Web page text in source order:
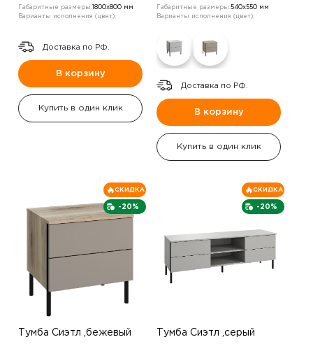
Габаритные размеры: 1800х800 мм
Варианты исполнения (цвет):
Доставка по РФ.
В корзину
Купить в один клик
Габаритные размеры:540х550 мм
Варианты исполнения (цвет):
Доставка по РФ.
В корзину
Купить в один клик
-20%
СКИДКА
Тумба Сиэтл ,бежевый
-20%
СКИДКА
Тумба Сиэтл ,серый